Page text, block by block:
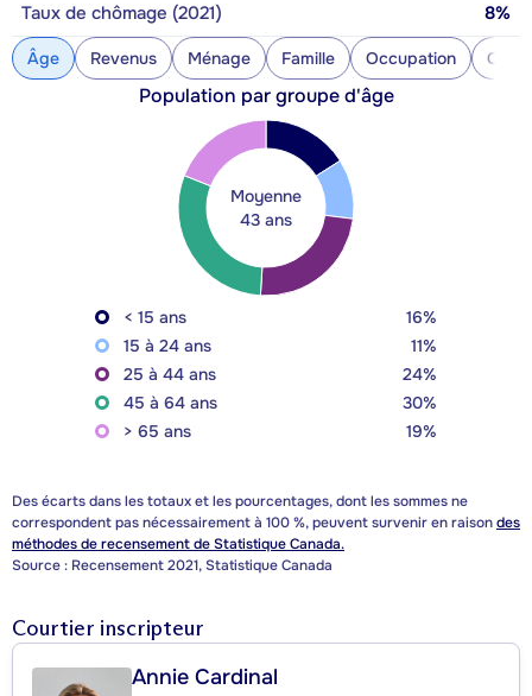
Taux de chômage (2021) 8%
Âge Revenus Ménage Famille Occupation
Population par groupe d'âge
Moyenne
43 ans
< 15 ans
16%
15 à 24 ans
11%
25 à 44 ans
24%
45 à 64 ans
30%
> 65 ans
19%
Des écarts dans les totaux et les pourcentages, dont les sommes ne
correspondent pas nécessairement à 100 %, peuvent survenir en raisondes
méthodes de recensement de Statistique Canada.
Source : Recensement 2021, Statistique Canada
Courtier inscripteur
Annie Cardinal